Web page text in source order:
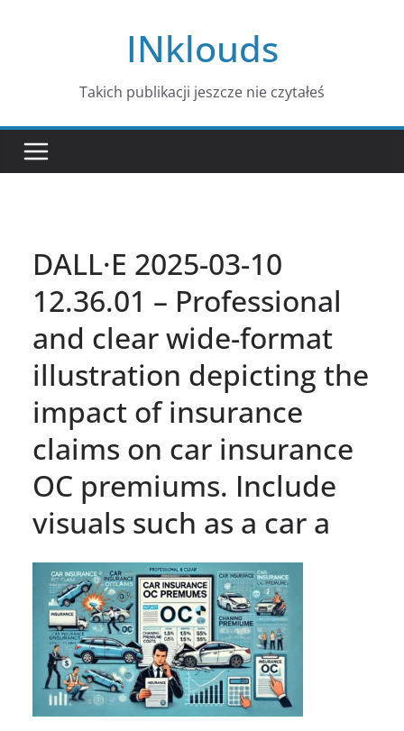
INklouds
Takich publikacji jeszcze nie czytałeś
DALL·E 2025-03-10
12.36.01 – Professional
and clear wide-format
illustration depicting the
impact of insurance
claims on car insurance
OC premiums. Include
visuals such as a car a